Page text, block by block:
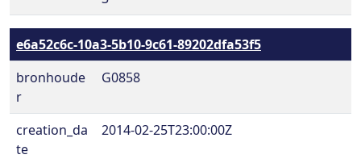
e6a52c6c-10a3-5b10-9c61-89202dfa53f5
bronhoude
r
G0858
creation_da
te
2014-02-25T23:00:00Z